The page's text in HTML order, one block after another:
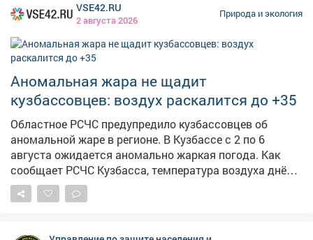
Погоды", в Кемеровев понедельник днём воздух
раскалится до +31, в четверг дневные температуры
опустятся до +25, а в выходные до +22. Такие же
данные показывает Gismeteo. Кроме того, солнечная
погода должна смениться дождями. Ранее
сообщалось, что в августе будут температуры чуть
выше нормы .
VSE42.RU
2 августа 2026
Природа и экология
Аномальная жара не щадит
кузбассовцев: воздух раскалится до +35
Областное РСЧС предупредило кузбассовцев об
аномальной жаре в регионе. В Кузбассе с 2 по 6
августа ожидается аномально жаркая погода. Как
сообщает РСЧС Кузбасса, температура воздуха днём
достигнет +30°С и выше, в отдельных районах – до
+33…+35°С. Ночью столбики термометров не